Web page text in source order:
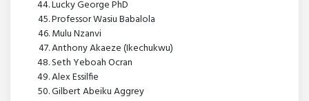
Lucky George PhD
Professor Wasiu Babalola
Mulu Nzanvi
Anthony Akaeze (Ikechukwu)
Seth Yeboah Ocran
Alex Essilfie
Gilbert Abeiku Aggrey